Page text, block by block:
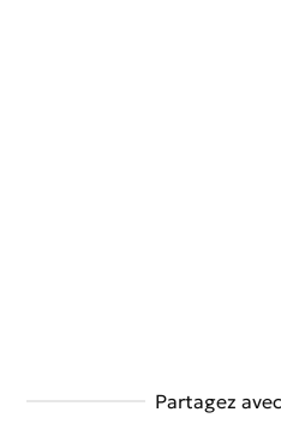
Partagez